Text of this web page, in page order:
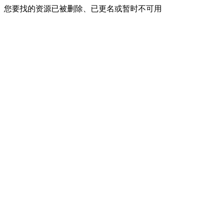
您要找的资源已被删除、已更名或暂时不可用